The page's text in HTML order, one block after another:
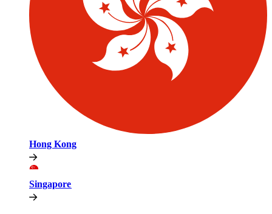
Hong Kong​​
Singapore​​